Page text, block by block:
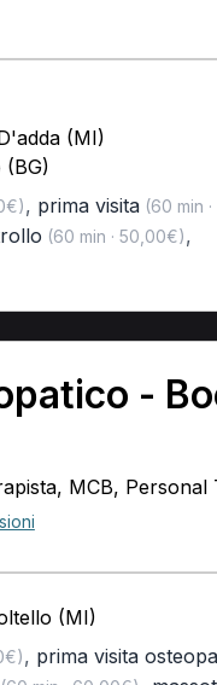
(MI)
, prima visita(60 min
(60 min · 50,00€),
-
MCB, Personal
(MI)
, prima visita